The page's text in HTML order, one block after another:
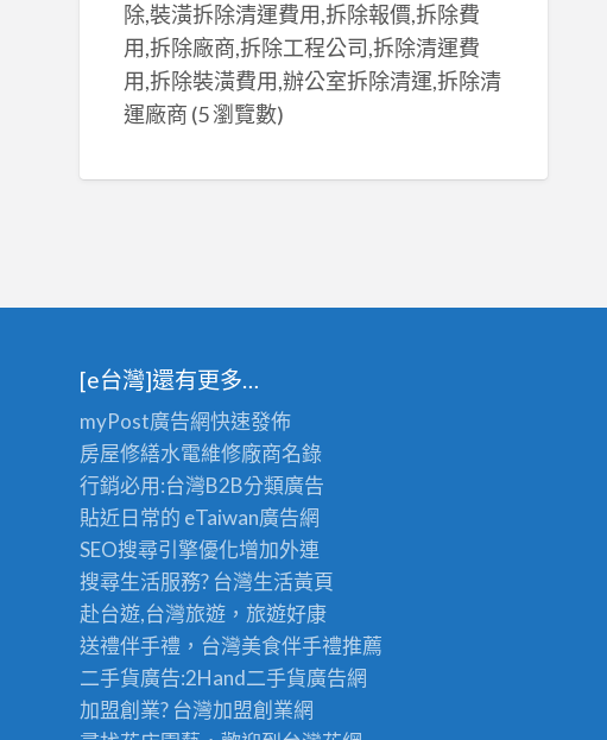
除,裝潢拆除清運費用,拆除報價,拆除費
用,拆除廠商,拆除工程公司,拆除清運費
用,拆除裝潢費用,辦公室拆除清運,拆除清
運廠商 (5 瀏覽數)
[e台灣]還有更多…
myPost廣告網快速發佈
房屋修繕水電維修廠商名錄
行銷必用:台灣B2B分類廣告
貼近日常的 eTaiwan廣告網
SEO搜尋引擎優化增加外連
搜尋生活服務? 台灣生活黃頁
赴台遊,台灣旅遊 ，旅遊好康
送禮伴手禮，台灣美食伴手禮推薦
二手貨廣告:2Hand二手貨廣告網
加盟創業? 台灣加盟創業網